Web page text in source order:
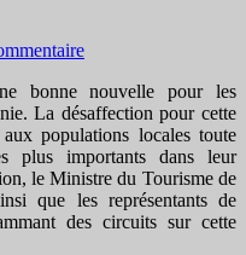
bonne nouvelle pour les
La désaffection pour cette
populations locales toute
plus importants dans leur
le Ministre du Tourisme de
que les représentants de
des circuits sur cette